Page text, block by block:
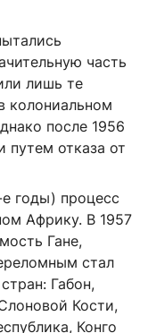
часть
лишь те
колониальном
после 1956
путем отказа от
годы) процесс
Африку. В 1957
Гане,
стал
Габон,
Кости,
Конго